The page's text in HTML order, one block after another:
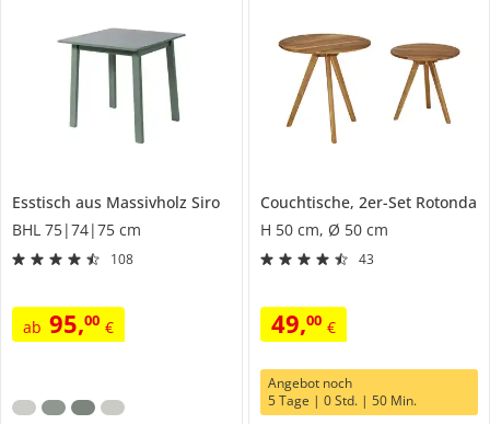
Esstisch aus Massivholz Siro
BHL 75|74|75 cm
108
ab 95,00 €
Couchtische, 2er-Set Rotonda
H 50 cm, Ø 50 cm
43
49,00 €
Angebot noch
5 Tage | 0 Std. | 50 Min.